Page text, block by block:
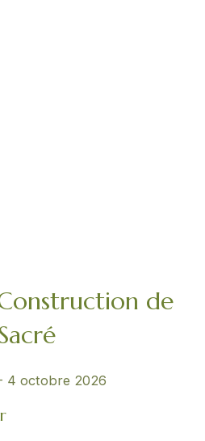
de
4 octobre 2026